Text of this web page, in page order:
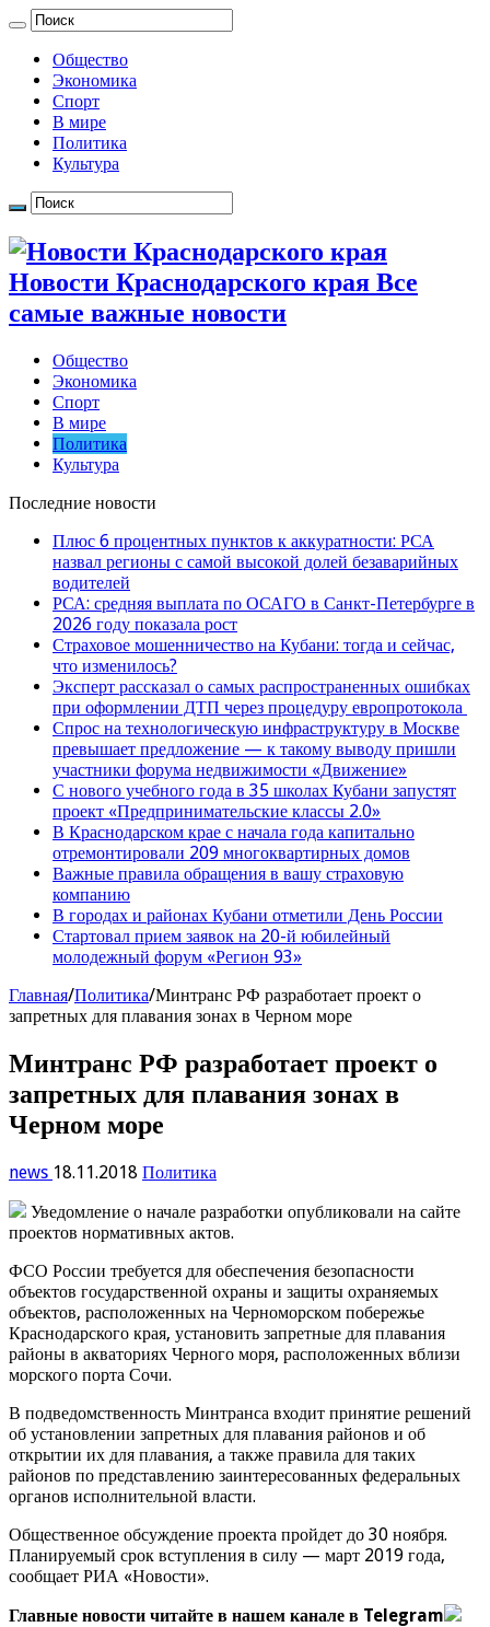
Общество
Экономика
Спорт
В мире
Политика
Культура
Новости Краснодарского края Все
самые важные новости
Общество
Экономика
Спорт
В мире
Политика
Культура
Последние новости
Плюс 6 процентных пунктов к аккуратности: РСА
назвал регионы с самой высокой долей безаварийных
водителей
РСА: средняя выплата по ОСАГО в Санкт-Петербурге в
2026 году показала рост
Страховое мошенничество на Кубани: тогда и сейчас,
что изменилось?
Эксперт рассказал о самых распространенных ошибках
при оформлении ДТП через процедуру европротокола
Спрос на технологическую инфраструктуру в Москве
превышает предложение — к такому выводу пришли
участники форума недвижимости «Движение»
С нового учебного года в 35 школах Кубани запустят
проект «Предпринимательские классы 2.0»
В Краснодарском крае с начала года капитально
отремонтировали 209 многоквартирных домов
Важные правила обращения в вашу страховую
компанию
В городах и районах Кубани отметили День России
Стартовал прием заявок на 20-й юбилейный
молодежный форум «Регион 93»
Главная/Политика/Минтранс РФ разработает проект о
запретных для плавания зонах в Черном море
Минтранс РФ разработает проект о
запретных для плавания зонах в
Черном море
news 18.11.2018 Политика
Уведомление о начале разработки опубликовали на сайте
проектов нормативных актов.
ФСО России требуется для обеспечения безопасности
объектов государственной охраны и защиты охраняемых
объектов, расположенных на Черноморском побережье
Краснодарского края, установить запретные для плавания
районы в акваториях Черного моря, расположенных вблизи
морского порта Сочи.
В подведомственность Минтранса входит принятие решений
об установлении запретных для плавания районов и об
открытии их для плавания, а также правила для таких
районов по представлению заинтересованных федеральных
органов исполнительной власти.
Общественное обсуждение проекта пройдет до 30 ноября.
Планируемый срок вступления в силу — март 2019 года,
сообщает РИА «Новости».
Главные новости читайте в нашем канале в Telegram